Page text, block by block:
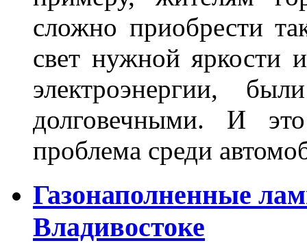
сложно приобрести
свет нужной яркости
электроэнергии,
долговечными. И
проблема среди
Газонаполненные
Владивостоке